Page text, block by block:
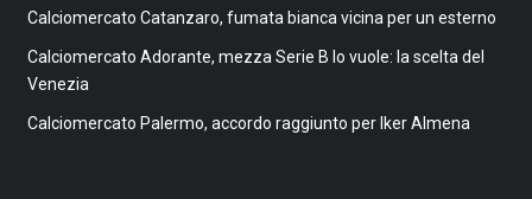
Calciomercato Catanzaro, fumata bianca vicina per un esterno
Calciomercato Adorante, mezza Serie B lo vuole: la scelta del
Venezia
Calciomercato Palermo, accordo raggiunto per Iker Almena